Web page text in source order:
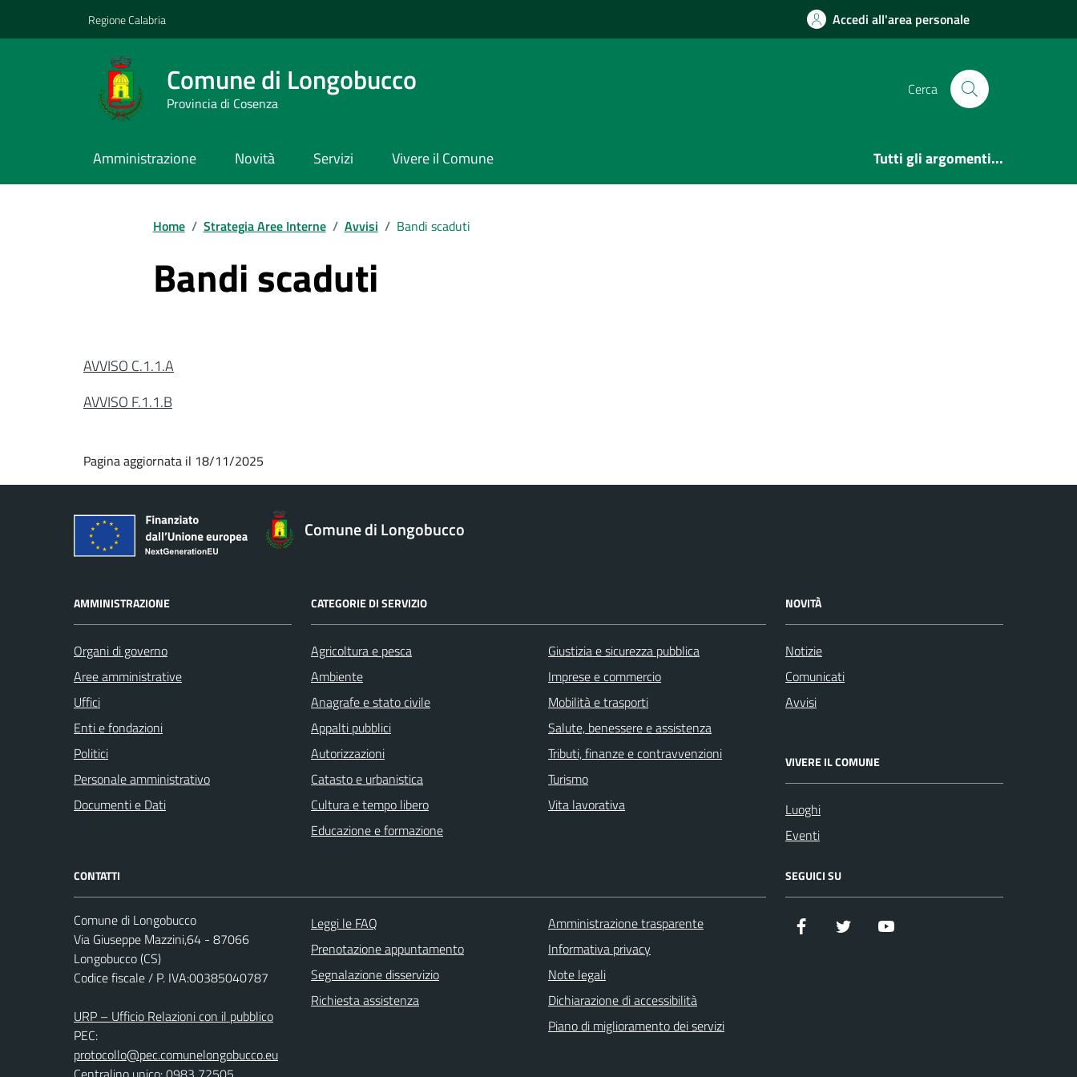
Regione Calabria Accedi all'area personale
Comune di Longobucco
Provincia di Cosenza
Cerca
Amministrazione Novità Servizi Vivere il Comune Tutti gli argomenti...
Home / Strategia Aree Interne / Avvisi / Bandi scaduti
Bandi scaduti
AVVISO C.1.1.A
AVVISO F.1.1.B
Pagina aggiornata il 18/11/2025
Comune di Longobucco
AMMINISTRAZIONE
Organi di governo
Aree amministrative
Uffici
Enti e fondazioni
Politici
Personale amministrativo
Documenti e Dati
CATEGORIE DI SERVIZIO
Agricoltura e pesca
Ambiente
Anagrafe e stato civile
Appalti pubblici
Autorizzazioni
Catasto e urbanistica
Cultura e tempo libero
Educazione e formazione
Giustizia e sicurezza pubblica
Imprese e commercio
Mobilità e trasporti
Salute, benessere e assistenza
Tributi, finanze e contravvenzioni
Turismo
Vita lavorativa
NOVITÀ
Notizie
Comunicati
Avvisi
VIVERE IL COMUNE
Luoghi
Eventi
CONTATTI
Comune di Longobucco
Via Giuseppe Mazzini,64 - 87066
Longobucco (CS)
Codice fiscale / P. IVA:00385040787
URP – Ufficio Relazioni con il pubblico
PEC:
protocollo@pec.comunelongobucco.eu
Leggi le FAQ
Prenotazione appuntamento
Segnalazione disservizio
Richiesta assistenza
Amministrazione trasparente
Informativa privacy
Note legali
Dichiarazione di accessibilità
Piano di miglioramento dei servizi
SEGUICI SU
Facebook Twitter